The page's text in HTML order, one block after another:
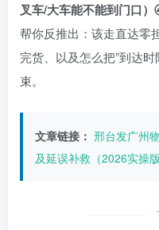
叉车/大车能不能到门口
帮你反推出：该走直达零
完货、以及怎么把”到达
束。
文章链接： 邢台发广州
及延误补救（2026实操版